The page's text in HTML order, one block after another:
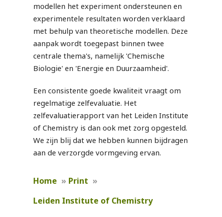
modellen het experiment ondersteunen en
experimentele resultaten worden verklaard
met behulp van theoretische modellen. Deze
aanpak wordt toegepast binnen twee
centrale thema's, namelijk 'Chemische
Biologie' en 'Energie en Duurzaamheid'.
Een consistente goede kwaliteit vraagt om
regelmatige zelfevaluatie. Het
zelfevaluatierapport van het Leiden Institute
of Chemistry is dan ook met zorg opgesteld.
We zijn blij dat we hebben kunnen bijdragen
aan de verzorgde vormgeving ervan.
Home » Print »
Leiden Institute of Chemistry